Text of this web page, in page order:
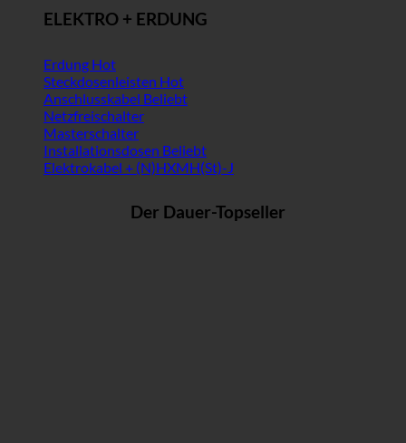
ELEKTRO + ERDUNG
Erdung
Steckdosenleisten
Anschlusskabel
Netzfreischalter
Masterschalter
Installationsdosen
Elektrokabel + (N)HXMH(St)-J
Der Dauer-Topseller